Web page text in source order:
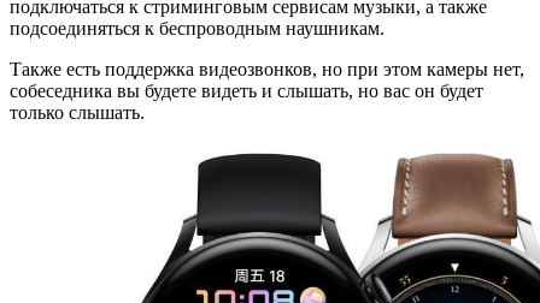
подключаться к стриминговым сервисам музыки, а также
подсоединяться к беспроводным наушникам.
Также есть поддержка видеозвонков, но при этом камеры нет,
собеседника вы будете видеть и слышать, но вас он будет
только слышать.